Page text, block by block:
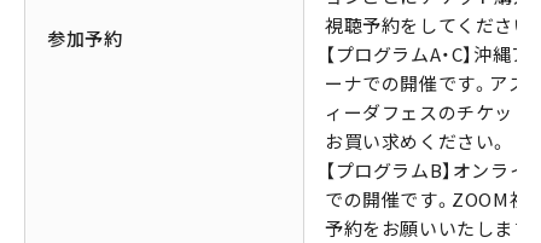
参加予約
視聴予約をしてください
【プログラムA・C】沖縄ア
ーナでの開催です。アス
ィーダフェスのチケット
お買い求めください。
【プログラムB】オンライ
での開催です。ZOOM視
予約をお願いいたします